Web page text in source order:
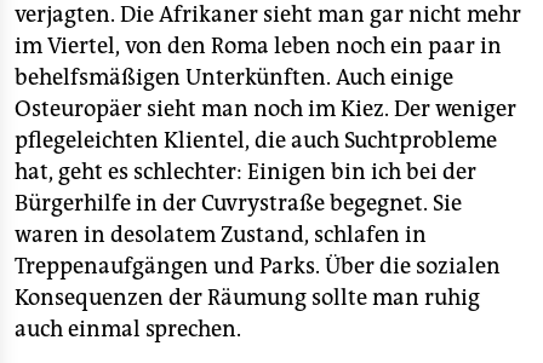
verjagten. Die Afrikaner sieht man gar nicht mehr
im Viertel, von den Roma leben noch ein paar in
behelfsmäßigen Unterkünften. Auch einige
Osteuropäer sieht man noch im Kiez. Der weniger
pflegeleichten Klientel, die auch Suchtprobleme
hat, geht es schlechter: Einigen bin ich bei der
Bürgerhilfe in der Cuvrystraße begegnet. Sie
waren in desolatem Zustand, schlafen in
Treppenaufgängen und Parks. Über die sozialen
Konsequenzen der Räumung sollte man ruhig
auch einmal sprechen.